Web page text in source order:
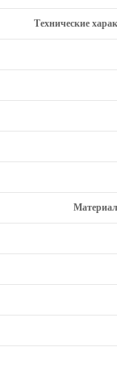
Технические